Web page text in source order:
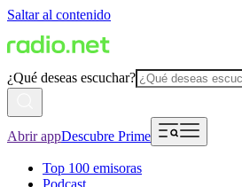
Saltar al contenido
¿Qué deseas escuchar?
Abrir appDescubre Prime
Top 100 emisoras
Podcast